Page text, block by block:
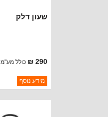
שעון דלק
290 ₪ כולל מע"מ
ברקוד: 17210.07
יצרן:OMIX-ADA
מידע נוסף